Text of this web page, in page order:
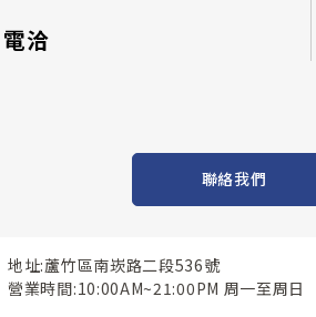
電洽
聯絡我們
地址:蘆竹區南崁路二段536號
營業時間:10:00AM~21:00PM 周一至周日